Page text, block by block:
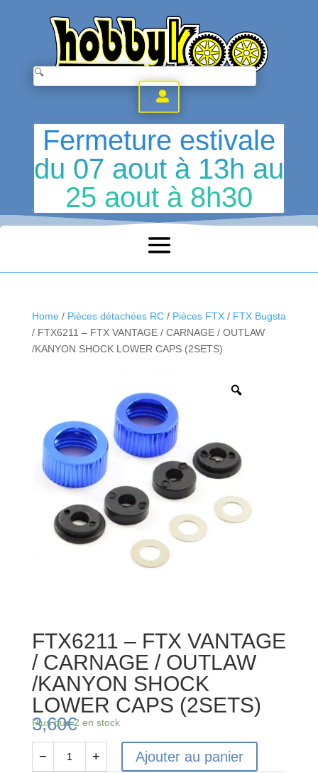
.
Fermeture estivale
du 07 aout à 13h au
25 aout à 8h30
Home/ Pièces détachées RC/ Pièces FTX/ FTX Bugsta
/ FTX6211 – FTX VANTAGE / CARNAGE / OUTLAW
/KANYON SHOCK LOWER CAPS (2SETS)
FTX6211 – FTX VANTAGE
/ CARNAGE / OUTLAW
/KANYON SHOCK
LOWER CAPS (2SETS)
3,60€
Plus que 2 en stock
quantité
− + Ajouter au panier